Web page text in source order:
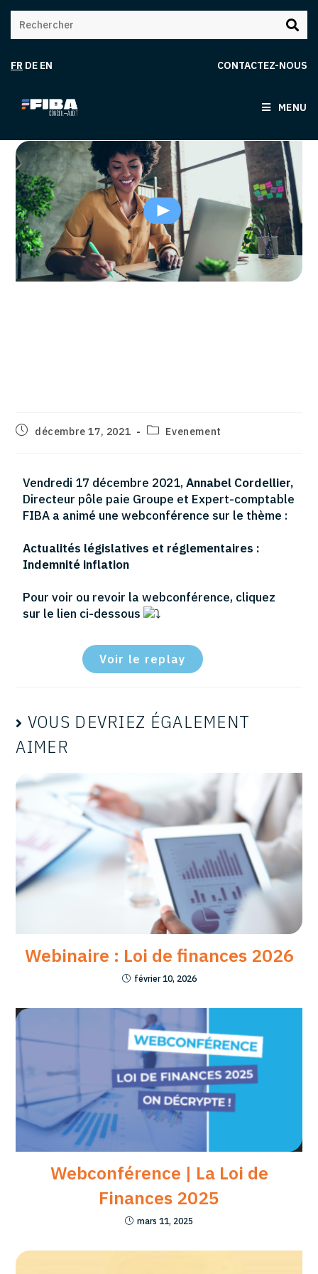
FR DE EN CONTACTEZ-NOUS
MENU
décembre 17, 2021 Evenement
Vendredi 17 décembre 2021,Annabel Cordellier,
Directeur pôle paie Groupe et Expert-comptable
FIBA a animé une webconférence sur le thème :
Actualités législatives et réglementaires :
Indemnité inflation
Pour voir ou revoir la webconférence, cliquez
sur le lien ci-dessous
Voir le replay
VOUS DEVRIEZ ÉGALEMENT
AIMER
Webinaire : Loi de finances 2026
février 10, 2026
Webconférence | La Loi de
Finances 2025
mars 11, 2025